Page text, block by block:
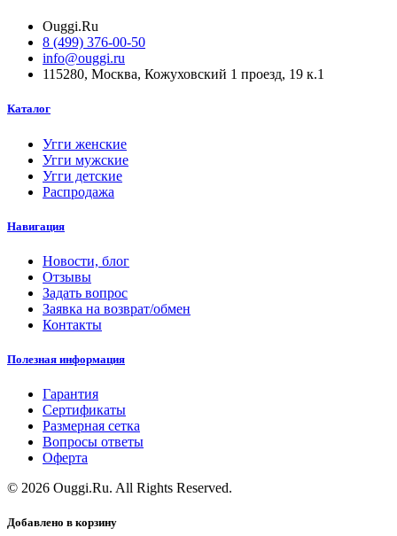
Ouggi.Ru
8 (499) 376-00-50
info@ouggi.ru
115280, Москва, Кожуховский 1 проезд, 19 к.1
Каталог
Угги женские
Угги мужские
Угги детские
Распродажа
Навигация
Новости, блог
Отзывы
Задать вопрос
Заявка на возврат/обмен
Контакты
Полезная информация
Гарантия
Сертификаты
Размерная сетка
Вопросы ответы
Оферта
© 2026 Ouggi.Ru. All Rights Reserved.
Добавлено в корзину